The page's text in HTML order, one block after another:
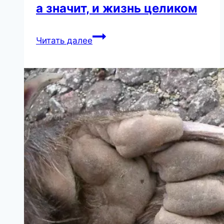
а значит, и жизнь целиком
Читать далее30
сознание,
образ
мыслей
—
а
значит,
и
жизнь
целиком